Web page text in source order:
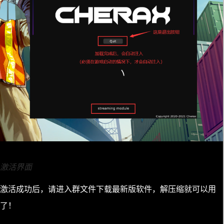
激活界面
激活成功后，请进入群文件下载最新版软件，解压缩就可以用
了！